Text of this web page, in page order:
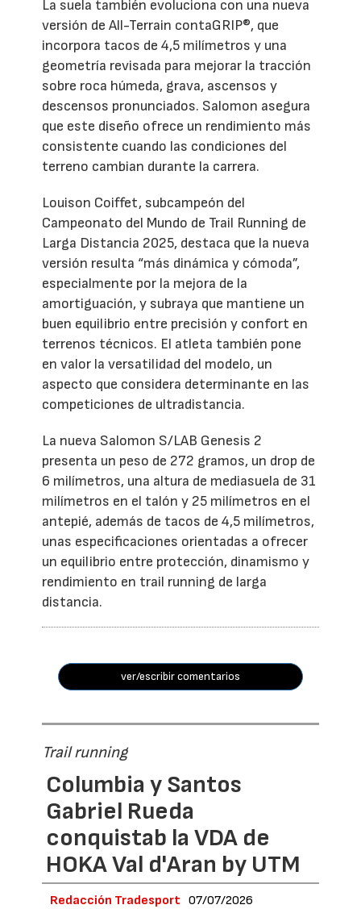
La suela también evoluciona con una nueva
versión de All-Terrain contaGRIP®, que
incorpora tacos de 4,5 milímetros y una
geometría revisada para mejorar la tracción
sobre roca húmeda, grava, ascensos y
descensos pronunciados. Salomon asegura
que este diseño ofrece un rendimiento más
consistente cuando las condiciones del
terreno cambian durante la carrera.
Louison Coiffet, subcampeón del
Campeonato del Mundo de Trail Running de
Larga Distancia 2025, destaca que la nueva
versión resulta “más dinámica y cómoda”,
especialmente por la mejora de la
amortiguación, y subraya que mantiene un
buen equilibrio entre precisión y confort en
terrenos técnicos. El atleta también pone
en valor la versatilidad del modelo, un
aspecto que considera determinante en las
competiciones de ultradistancia.
La nueva Salomon S/LAB Genesis 2
presenta un peso de 272 gramos, un drop de
6 milímetros, una altura de mediasuela de 31
milímetros en el talón y 25 milímetros en el
antepié, además de tacos de 4,5 milímetros,
unas especificaciones orientadas a ofrecer
un equilibrio entre protección, dinamismo y
rendimiento en trail running de larga
distancia.
ver/escribir comentarios
Trail running
Columbia y Santos
Gabriel Rueda
conquistab la VDA de
HOKA Val d'Aran by UTM
Redacción Tradesport 07/07/2026